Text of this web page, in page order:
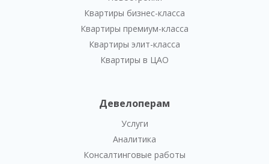
Квартиры бизнес-класса
Квартиры премиум-класса
Квартиры элит-класса
Квартиры в ЦАО
Девелоперам
Услуги
Аналитика
Консалтинговые работы